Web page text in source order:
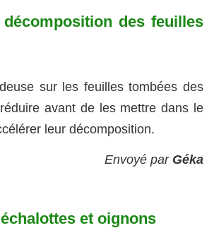
des feuilles
sur les feuilles tombées des
avant de les mettre dans le
leur décomposition.
Envoyé par Géka
et oignons